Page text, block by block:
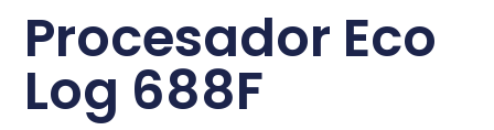
Procesador Eco
Log 688F